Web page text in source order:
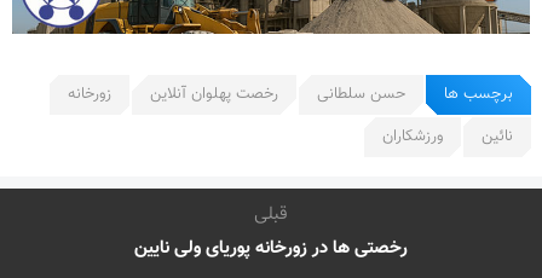
برچسب ها حسن سلطانی رخصت پهلوان آنلاین
زورخانه
نائین
ورزشکاران
قبلی
رخصتی ها در زورخانه پوریای ولی نایین